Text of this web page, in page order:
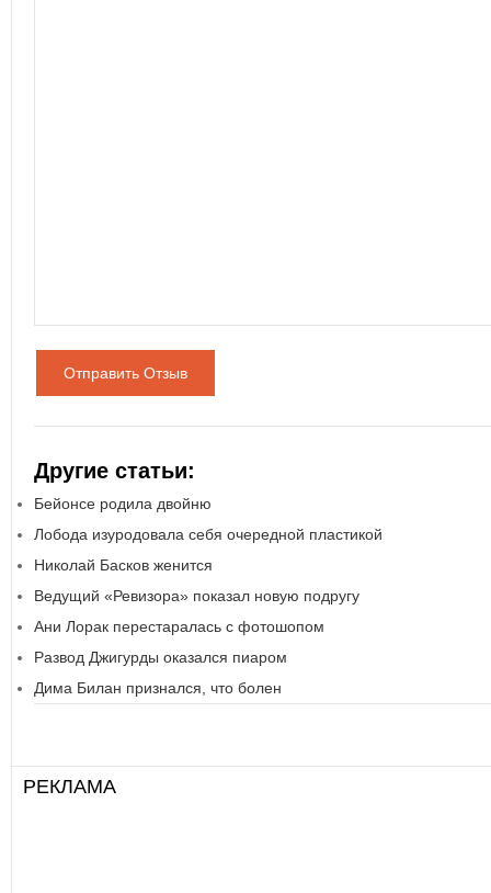
Отправить Отзыв
Другие статьи:
Бейонсе родила двойню
Лобода изуродовала себя очередной пластикой
Николай Басков женится
Ведущий «Ревизора» показал новую подругу
Ани Лорак перестаралась с фотошопом
Развод Джигурды оказался пиаром
Дима Билан признался, что болен
РЕКЛАМА